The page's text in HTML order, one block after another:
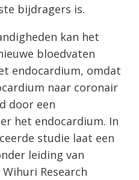
bijdragers is.
kan het
bloedvaten
endocardium, omdat
naar coronair
door een
het endocardium. In
studie laat een
leiding van
Research